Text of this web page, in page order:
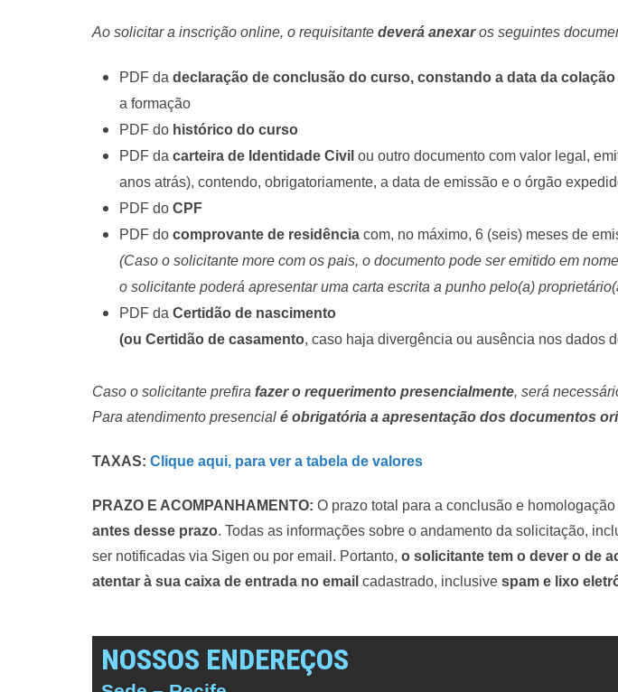
Ao solicitar a inscrição online, o requisitante deverá anexaros seguintes
PDF da declaração de conclusão do curso, constando a data da
a formação
PDF do histórico do curso
PDF da carteira de Identidade Civil ou outro documento com valor legal,
anos atrás), contendo, obrigatoriamente, a data de emissão e o órgão
PDF do CPF
PDF do comprovante de residência com, no máximo, 6 (seis) meses de
(Caso o solicitante more com os pais, o documento pode ser emitido em
o solicitante poderá apresentar uma carta escrita a punho pelo(a)
PDF da Certidão de nascimento
(ou Certidão de casamento, caso haja divergência ou ausência nos dados
Caso o solicitante prefira fazer o requerimento presencialmente, será
Para atendimento presencial é obrigatória a apresentação dos documentos
TAXAS: Clique aqui, para ver a tabela de valores
PRAZO E ACOMPANHAMENTO: O prazo total para a conclusão e
antes desse prazo. Todas as informações sobre o andamento da solicitação,
ser notificadas via Sigen ou por email. Portanto, o solicitante tem o dever o de
atentar à sua caixa de entrada no email cadastrado, inclusive spam e lixo
NOSSOS ENDEREÇOS